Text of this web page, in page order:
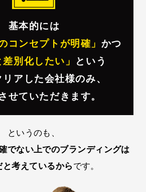
基本的には
コンセプトが明確」 かつ
差別化したい」 という
アした会社様のみ、
せていただきます。
というのも、
でない上でのブランディングは
と考えているからです。